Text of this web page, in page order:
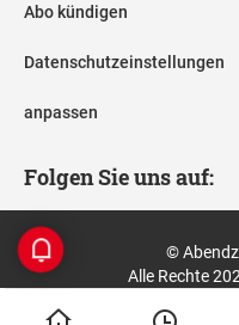
Abo kündigen
Datenschutzeinstellungen
anpassen
Folgen Sie uns auf:
©
Alle Rechte